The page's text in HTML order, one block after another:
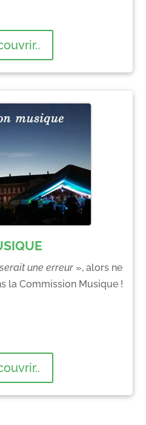
une erreur », alors ne
la Commission Musique !